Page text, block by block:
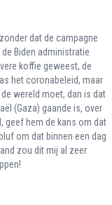
dat de campagne
Biden administratie
koffie geweest, de
het coronabeleid, maar
wereld moet, dan is dat
(Gaza) gaande is, over
geef hem de kans om dat
om dat binnen een dag
zou dit mij al zeer